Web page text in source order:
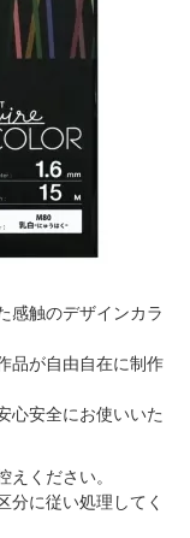
感触のデザインカラ
品が自由自在に制作
心安全にお使いいた
ください。
に従い処理してく